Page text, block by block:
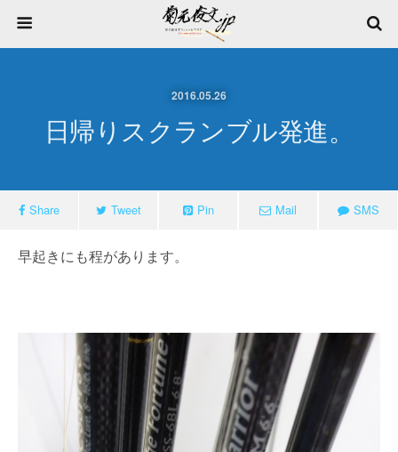
2016.05.26
日帰りスクランブル発進。
Share Tweet Pin Mail SMS
早起きにも程があります。